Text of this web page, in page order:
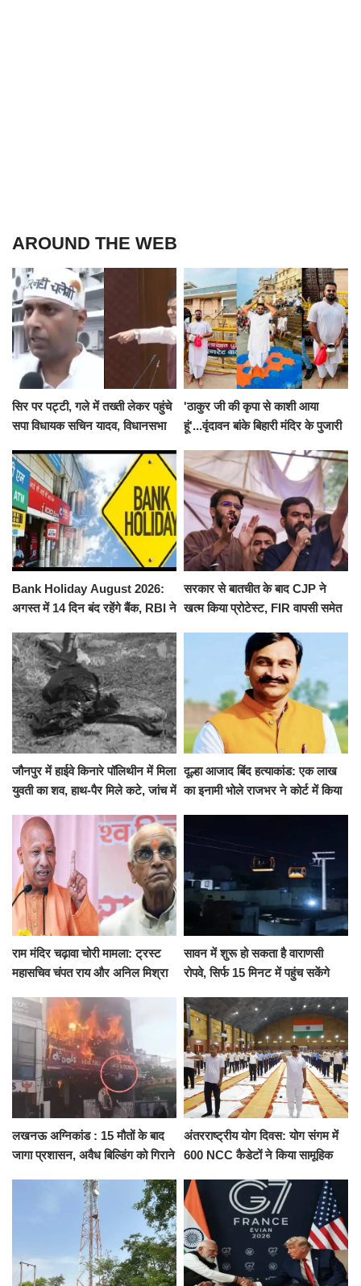
AROUND THE WEB
सिर पर पट्टी, गले में तख्ती लेकर पहुंचे
सपा विधायक सचिन यादव, विधानसभा
निलंबित
'ठाकुर जी की कृपा से काशी आया
हूं'...वृंदावन बांके बिहारी मंदिर के पुजारी
जलाभिषेक
Bank Holiday August 2026:
अगस्त में 14 दिन बंद रहेंगे बैंक, RBI ने
सरकार से बातचीत के बाद CJP ने
खत्म किया प्रोटेस्ट, FIR वापसी समेत
जौनपुर में हाईवे किनारे पॉलिथीन में मिला
युवती का शव, हाथ-पैर मिले कटे, जांच में
दूल्हा आजाद बिंद हत्याकांड: एक लाख
का इनामी भोले राजभर ने कोर्ट में किया
राम मंदिर चढ़ावा चोरी मामला: ट्रस्ट
महासचिव चंपत राय और अनिल मिश्रा
को नहीं...
सावन में शुरू हो सकता है वाराणसी
रोपवे, सिर्फ 15 मिनट में पहुंच सकेंगे
किराया
लखनऊ अग्निकांड : 15 मौतों के बाद
जागा प्रशासन, अवैध बिल्डिंग को गिराने
अंतरराष्ट्रीय योग दिवस: योग संगम में
600 NCC कैडेटों ने किया सामूहिक
संकल्प